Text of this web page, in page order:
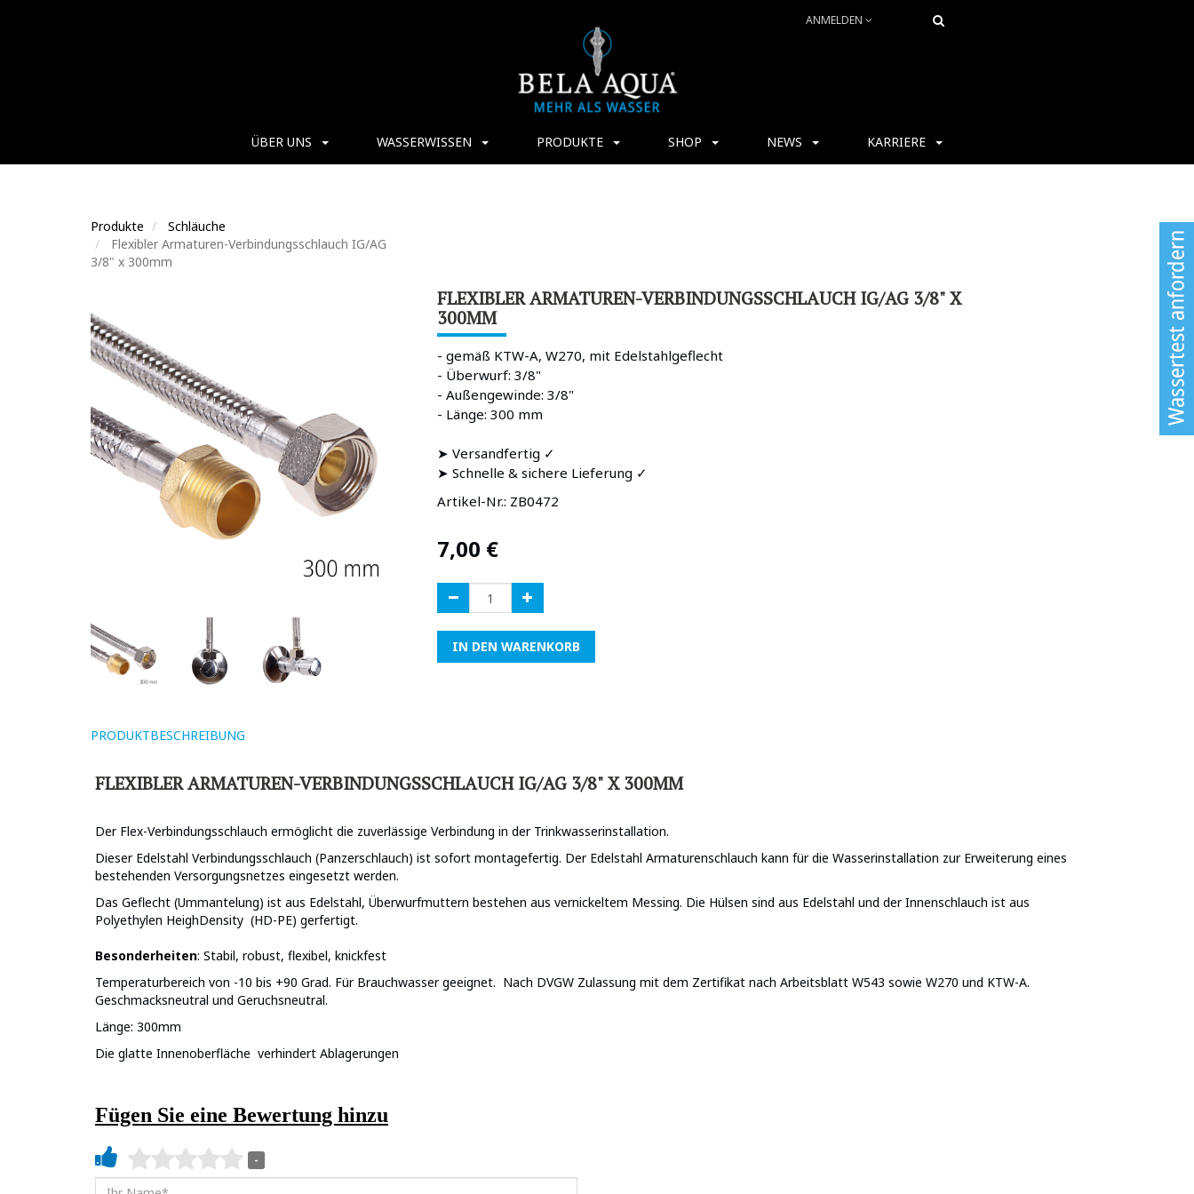
ANMELDEN
ÜBER UNS WASSERWISSEN PRODUKTE SHOP NEWS KARRIERE
Produkte
Schläuche
Flexibler Armaturen-Verbindungsschlauch IG/AG
3/8" x 300mm
FLEXIBLER ARMATUREN-VERBINDUNGSSCHLAUCH IG/AG 3/8" X
300MM
- gemäß KTW-A, W270, mit Edelstahlgeflecht
- Überwurf: 3/8"
- Außengewinde: 3/8"
- Länge: 300 mm
➤ Versandfertig ✓
➤ Schnelle & sichere Lieferung ✓
Artikel-Nr.: ZB0472
7,00 €
IN DEN WARENKORB
PRODUKTBESCHREIBUNG
FLEXIBLER ARMATUREN-VERBINDUNGSSCHLAUCH IG/AG 3/8" X 300MM
Der Flex-Verbindungsschlauch ermöglicht die zuverlässige Verbindung in der Trinkwasserinstallation.
Dieser Edelstahl Verbindungsschlauch (Panzerschlauch) ist sofort montagefertig. Der Edelstahl Armaturenschlauch kann für die Wasserinstallation zur Erweiterung eines
bestehenden Versorgungsnetzes eingesetzt werden.
Das Geflecht (Ummantelung) ist aus Edelstahl, Überwurfmuttern bestehen aus vernickeltem Messing. Die Hülsen sind aus Edelstahl und der Innenschlauch ist aus
Polyethylen HeighDensity (HD-PE) gerfertigt.
Besonderheiten: Stabil, robust, flexibel, knickfest
Temperaturbereich von -10 bis +90 Grad. Für Brauchwasser geeignet. Nach DVGW Zulassung mit dem Zertifikat nach Arbeitsblatt W543 sowie W270 und KTW-A.
Geschmacksneutral und Geruchsneutral.
Länge: 300mm
Die glatte Innenoberfläche verhindert Ablagerungen
Fügen Sie eine Bewertung hinzu
-